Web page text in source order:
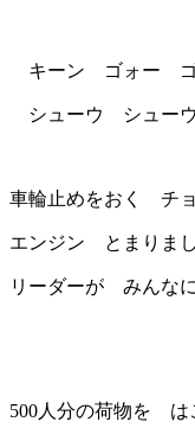
キーン ゴォー ゴ
シューウ シューウ
車輪止めをおく チ
エンジン とまりま
リーダーが みんな
500人分の荷物を は